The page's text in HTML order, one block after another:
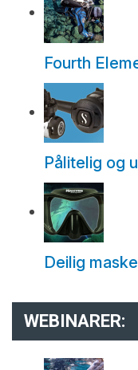
Fourth
Pålitelig og
Deilig
WEBINARER: